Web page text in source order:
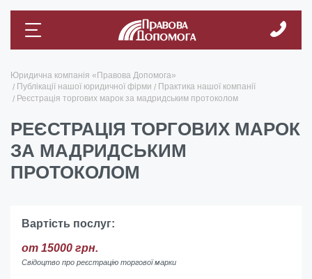
Юридична компанія «Правова Допомога»
Публікації нашої юридичної фірми
Практика нашої компанії
Реєстрація торгових марок за мадридським протоколом
РЕЄСТРАЦІЯ ТОРГОВИХ МАРОК
ЗА МАДРИДСЬКИМ
ПРОТОКОЛОМ
Вартість послуг:
от 15000 грн.
Свідоцтво про реєстрацію торгової марки